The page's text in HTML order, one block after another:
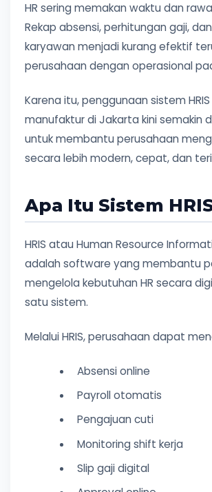
HR sering memakan waktu dan
Rekap absensi, perhitungan gaji,
karyawan menjadi kurang efektif
perusahaan dengan operasional
Karena itu, penggunaan sistem
manufaktur di Jakarta kini semakin
untuk membantu perusahaan
secara lebih modern, cepat, dan
Apa Itu Sistem
HRIS atau Human Resource
adalah software yang membantu
mengelola kebutuhan HR secara
satu sistem.
Melalui HRIS, perusahaan dapat
Absensi online
Payroll otomatis
Pengajuan cuti
Monitoring shift kerja
Slip gaji digital